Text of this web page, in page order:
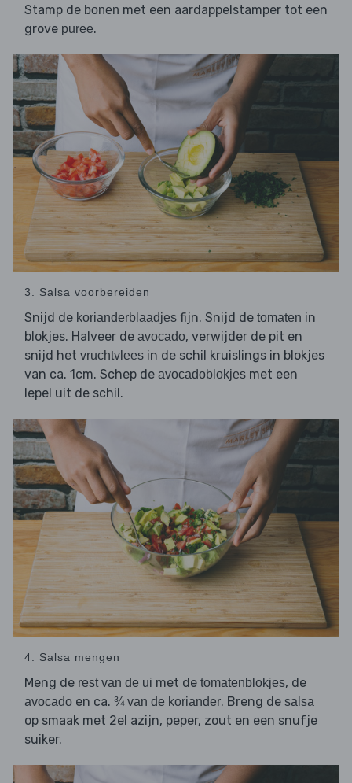
Stamp de bonen met een aardappelstamper tot een
grove puree.
3. Salsa voorbereiden
Snijd de korianderblaadjes fijn. Snijd de tomaten in
blokjes. Halveer de avocado, verwijder de pit en
snijd het vruchtvlees in de schil kruislings in blokjes
van ca. 1cm. Schep de avocadoblokjes met een
lepel uit de schil.
4. Salsa mengen
Meng de rest van de ui met de tomatenblokjes, de
avocado en ca. ¾ van de koriander. Breng de salsa
op smaak met 2el azijn, peper, zout en een snufje
suiker.